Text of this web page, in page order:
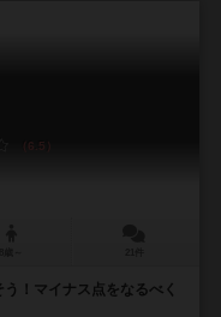
6.5
！マイナス点をなるべく